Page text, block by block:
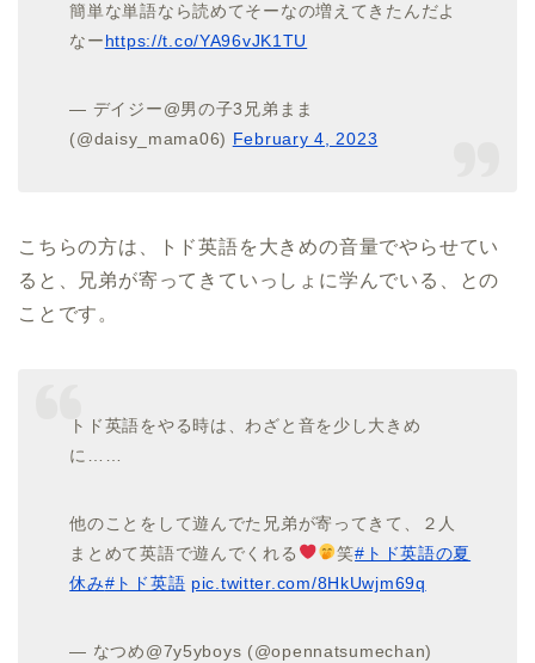
簡単な単語なら読めてそーなの増えてきたんだよ
なーhttps://t.co/YA96vJK1TU
— デイジー@男の子3兄弟まま
(@daisy_mama06) February 4, 2023
こちらの方は、トド英語を大きめの音量でやらせてい
ると、兄弟が寄ってきていっしょに学んでいる、との
ことです。
トド英語をやる時は、わざと音を少し大きめ
に……
他のことをして遊んでた兄弟が寄ってきて、２人
まとめて英語で遊んでくれる
笑#トド英語の夏
休み#トド英語 pic.twitter.com/8HkUwjm69q
— なつめ@7y5yboys (@opennatsumechan)